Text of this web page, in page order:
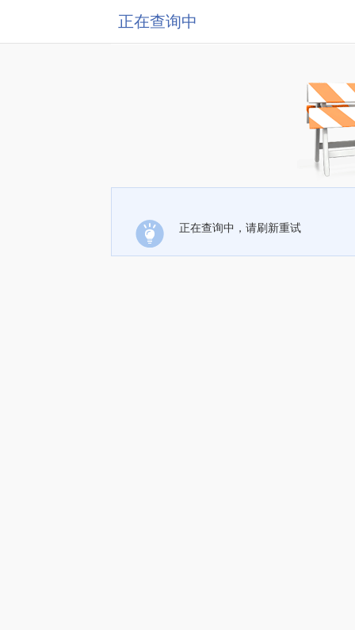
正在查询中
正在查询中，请刷新重试